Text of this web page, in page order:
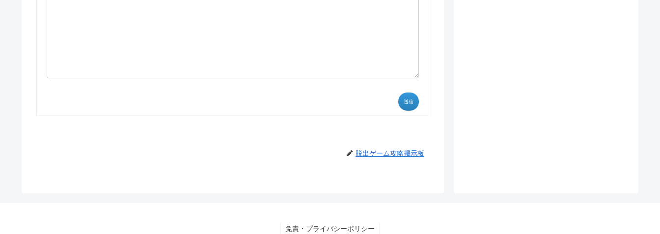
送信
脱出ゲーム攻略掲示板
免責・プライバシーポリシー